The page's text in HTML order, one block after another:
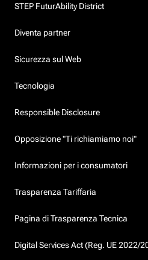
STEP FuturAbility District
Diventa partner
Sicurezza sul Web
Tecnologia
Responsible Disclosure
Opposizione "Ti richiamiamo noi"
Informazioni per i consumatori
Trasparenza Tariffaria
Pagina di Trasparenza Tecnica
Digital Services Act (Reg. UE 2022/